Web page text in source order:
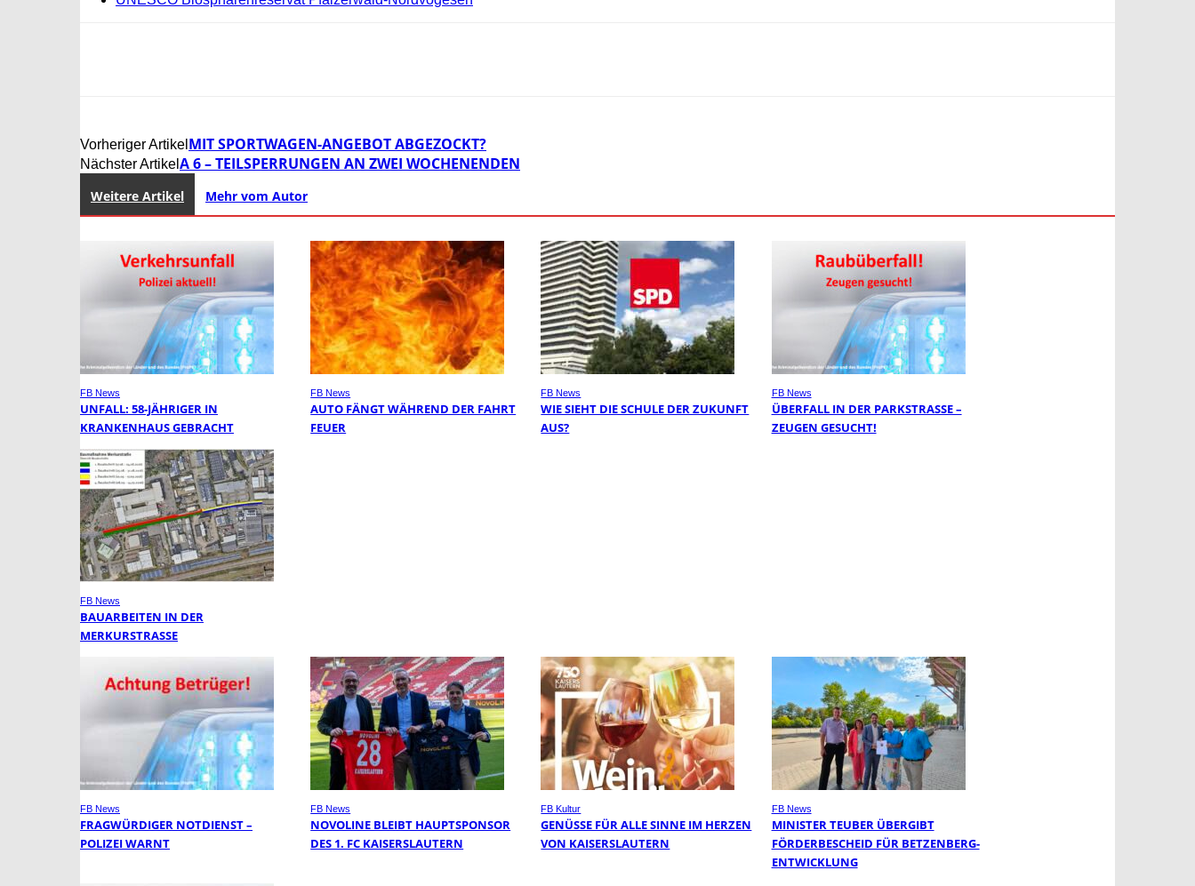
Vorheriger Artikel MIT SPORTWAGEN-ANGEBOT ABGEZOCKT?
Nächster Artikel A 6 – TEILSPERRUNGEN AN ZWEI WOCHENENDEN
Weitere Artikel Mehr vom Autor
FB News
UNFALL: 58-JÄHRIGER IN
KRANKENHAUS GEBRACHT
FB News
AUTO FÄNGT WÄHREND DER FAHRT
FEUER
FB News
WIE SIEHT DIE SCHULE DER ZUKUNFT
AUS?
FB News
ÜBERFALL IN DER PARKSTRASSE – Z
EUGEN GESUCHT!
FB News
BAUARBEITEN IN DER
MERKURSTRASSE
FB News
FRAGWÜRDIGER NOTDIENST –
POLIZEI WARNT
FB News
NOVOLINE BLEIBT HAUPTSPONSOR
DES 1. FC KAISERSLAUTERN
FB Kultur
GENÜSSE FÜR ALLE SINNE IM HERZEN
VON KAISERSLAUTERN
FB News
MINISTER TEUBER ÜBERGIBT
FÖRDERBESCHEID FÜR BETZENBERG-
ENTWICKLUNG